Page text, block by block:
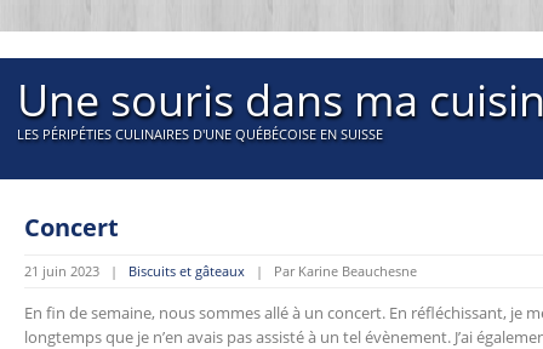
Une souris dans ma
LES PÉRIPÉTIES CULINAIRES D'UNE QUÉBÉCOISE EN SUISSE
Concert
21 juin 2023 | Biscuits et gâteaux | Par Karine Beauchesne
En fin de semaine, nous sommes allé à un concert. En réfléchissant, je
longtemps que je n’en avais pas assisté à un tel évènement. J’ai